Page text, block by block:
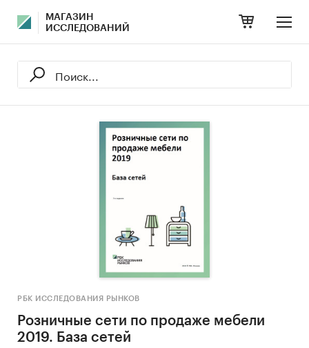
МАГАЗИН
ИССЛЕДОВАНИЙ
РБК ИССЛЕДОВАНИЯ РЫНКОВ
Розничные сети по продаже мебели
2019. База сетей